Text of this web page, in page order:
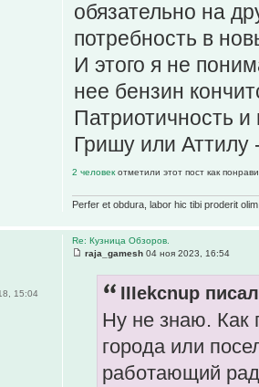
обязательно на
потребность в
И этого я не
нее бензин
Патриотичность
Гришу или Аттилу
2 человек отметили этот пост как
Perfer et obdura, labor hic tibi proderit olim
Re: Кузница Обзоров.
raja_gamesh 04 ноя 2023, 16:54
IIIekcnup
Ну не знаю. Как
города или
работающий
15:04